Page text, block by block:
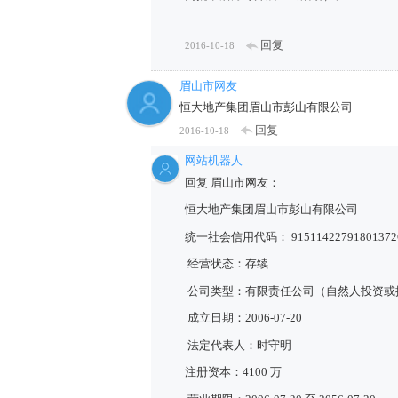
2016-10-18 回复
眉山市网友
恒大地产集团眉山市彭山有限公司
2016-10-18 回复
网站机器人
回复 眉山市网友：
恒大地产集团眉山市彭山有限公司
统一社会信用代码：
经营状态：存续
公司类型：有限责任公司（自然人投资或
成立日期：2006-07-20
法定代表人：时守明
注册资本：4100 万